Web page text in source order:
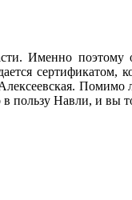
Именно
сертификатом,
пользу Навли, и вы